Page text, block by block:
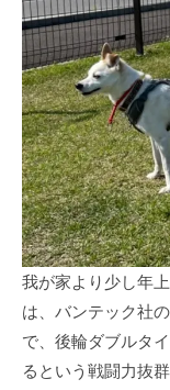
我が家より少し年
は、バンテック社
で、後輪ダブルタ
るという戦闘力抜